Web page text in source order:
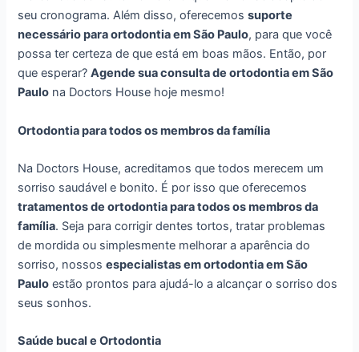
seu cronograma. Além disso, oferecemossuporte
necessário para ortodontia em São Paulo, para que você
possa ter certeza de que está em boas mãos. Então, por
que esperar?Agende sua consulta de ortodontia em São
Paulo na Doctors House hoje mesmo!
Ortodontia para todos os membros da família
Na Doctors House, acreditamos que todos merecem um
sorriso saudável e bonito. É por isso que oferecemos
tratamentos de ortodontia para todos os membros da
família. Seja para corrigir dentes tortos, tratar problemas
de mordida ou simplesmente melhorar a aparência do
sorriso, nossosespecialistas em ortodontia em São
Paulo estão prontos para ajudá-lo a alcançar o sorriso dos
seus sonhos.
Saúde bucal e Ortodontia